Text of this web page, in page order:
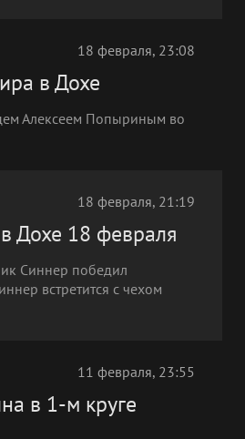
18 февраля, 23:08
в Дохе
Алексеем Попыриным во
18 февраля, 21:19
Дохе 18 февраля
Синнер победил
встретится с чехом
11 февраля, 23:55
в 1-м круге